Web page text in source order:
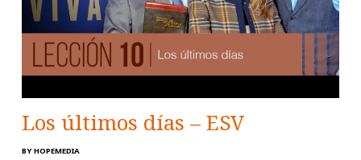
Los últimos días – ESV
BY HOPEMEDIA